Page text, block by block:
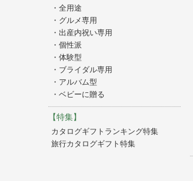
・全用途
・グルメ専用
・出産内祝い専用
・個性派
・体験型
・ブライダル専用
・アルバム型
・ベビーに贈る
【特集】
カタログギフトランキング特集
旅行カタログギフト特集